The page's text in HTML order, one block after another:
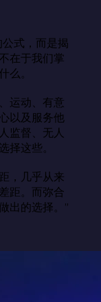
式，而是揭
在于我们掌
么。
运动、有意
以及服务他
监督、无人
择这些。
，几乎从来
距。而弥合
出的选择。”